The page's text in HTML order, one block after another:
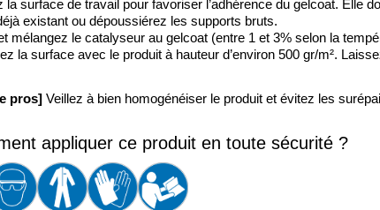
la surface de travail pour favoriser l’adhérence du gelcoat. Elle
existant ou dépoussiérez les supports bruts.
mélangez le catalyseur au gelcoat (entre 1 et 3% selon la
la surface avec le produit à hauteur d’environ 500 gr/m².
pros] Veillez à bien homogénéiser le produit et évitez les
appliquer ce produit en toute sécurité ?